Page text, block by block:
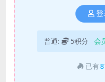
登
普通: 5积分 会
已有